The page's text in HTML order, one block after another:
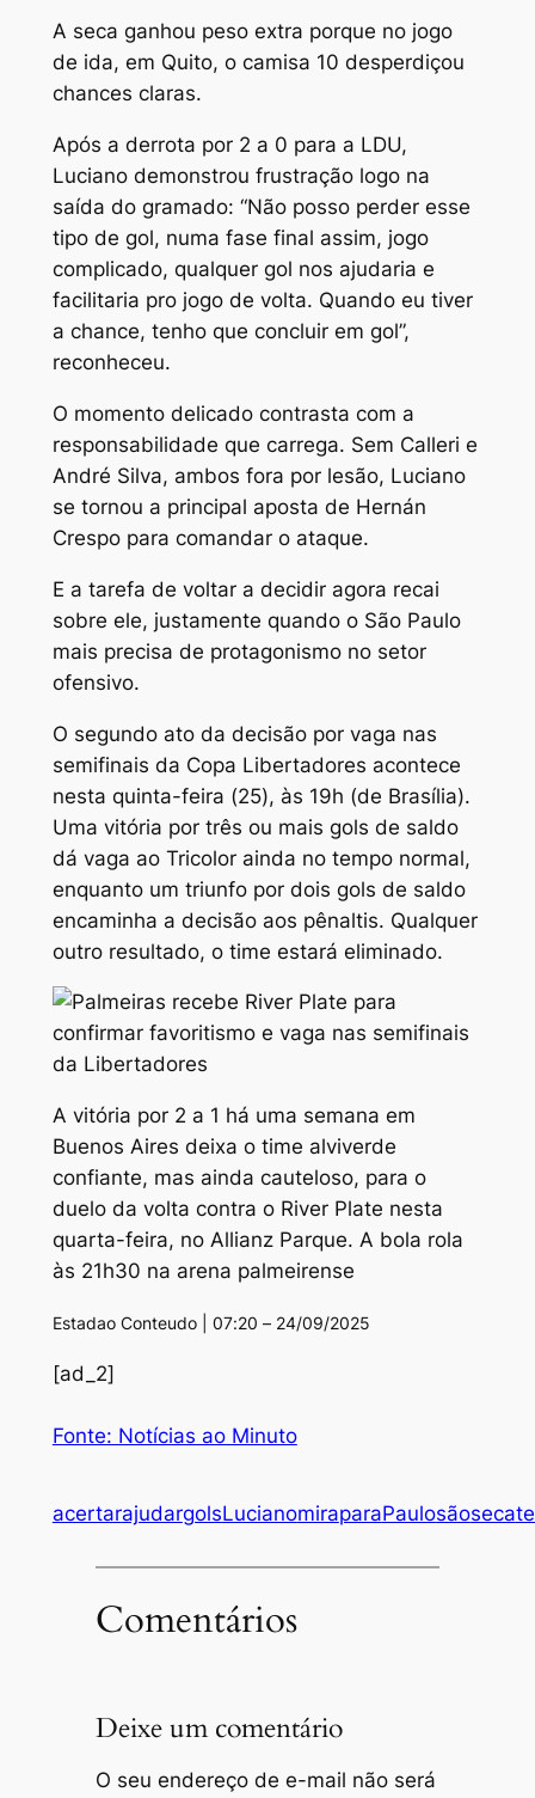
A seca ganhou peso extra porque no jogo
de ida, em Quito, o camisa 10 desperdiçou
chances claras.
Após a derrota por 2 a 0 para a LDU,
Luciano demonstrou frustração logo na
saída do gramado: “Não posso perder esse
tipo de gol, numa fase final assim, jogo
complicado, qualquer gol nos ajudaria e
facilitaria pro jogo de volta. Quando eu tiver
a chance, tenho que concluir em gol”,
reconheceu.
O momento delicado contrasta com a
responsabilidade que carrega. Sem Calleri e
André Silva, ambos fora por lesão, Luciano
se tornou a principal aposta de Hernán
Crespo para comandar o ataque.
E a tarefa de voltar a decidir agora recai
sobre ele, justamente quando o São Paulo
mais precisa de protagonismo no setor
ofensivo.
O segundo ato da decisão por vaga nas
semifinais da Copa Libertadores acontece
nesta quinta-feira (25), às 19h (de Brasília).
Uma vitória por três ou mais gols de saldo
dá vaga ao Tricolor ainda no tempo normal,
enquanto um triunfo por dois gols de saldo
encaminha a decisão aos pênaltis. Qualquer
outro resultado, o time estará eliminado.
A vitória por 2 a 1 há uma semana em
Buenos Aires deixa o time alviverde
confiante, mas ainda cauteloso, para o
duelo da volta contra o River Plate nesta
quarta-feira, no Allianz Parque. A bola rola
às 21h30 na arena palmeirense
Estadao Conteudo | 07:20 – 24/09/2025
[ad_2]
Fonte: Notícias ao Minuto
acertarajudargolsLucianomiraparaPaulosãoseca
Comentários
Deixe um comentário
O seu endereço de e-mail não será